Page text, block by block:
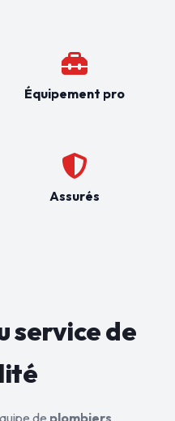
Équipement pro
Assurés
service de
de plombiers